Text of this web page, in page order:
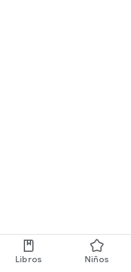
Libros Niños